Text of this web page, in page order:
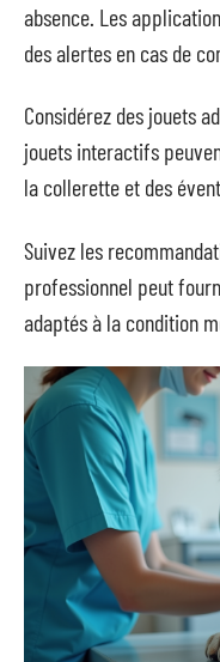
absence. Les
des alertes en cas de
Considérez des jouets
jouets interactifs
la collerette et des
Suivez les
professionnel peut
adaptés à la condition